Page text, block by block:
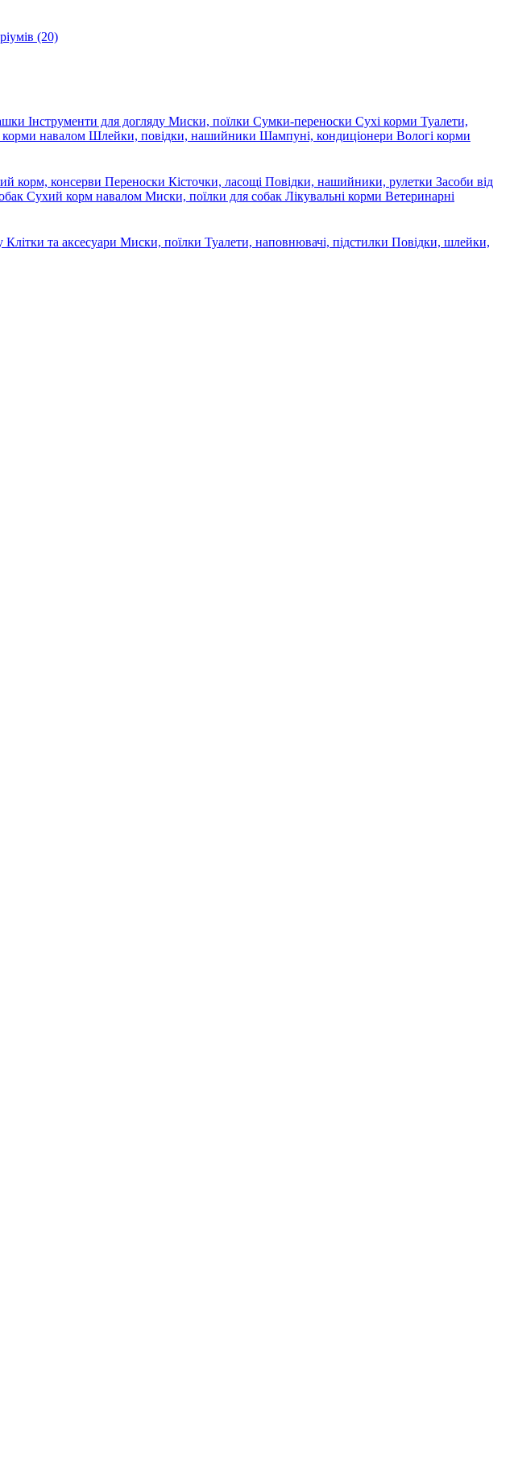
(20)
Інструменти для догляду Миски, поїлки Сумки-переноски Сухі корми Туалети,
корми навалом Шлейки, повідки, нашийники Шампуні, кондиціонери Вологі корми
корм, консерви Переноски Кісточки, ласощі Повідки, нашийники, рулетки Засоби від
Сухий корм навалом Миски, поїлки для собак Лікувальні корми Ветеринарні
Клітки та аксесуари Миски, поїлки Туалети, наповнювачі, підстилки Повідки, шлейки,